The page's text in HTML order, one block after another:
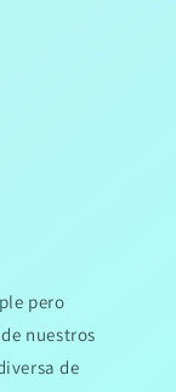
pero
nuestros
de